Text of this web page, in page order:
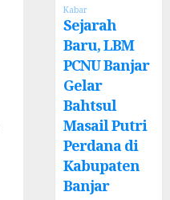
Kabar
Sejarah
Baru, LBM
PCNU Banjar
Gelar
Bahtsul
Masail Putri
Perdana di
Kabupaten
Banjar